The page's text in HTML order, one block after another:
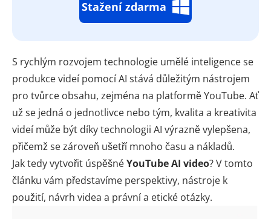
Stažení zdarma
S rychlým rozvojem technologie umělé inteligence se
produkce videí pomocí AI stává důležitým nástrojem
pro tvůrce obsahu, zejména na platformě YouTube. Ať
už se jedná o jednotlivce nebo tým, kvalita a kreativita
videí může být díky technologii AI výrazně vylepšena,
přičemž se zároveň ušetří mnoho času a nákladů.
Jak tedy vytvořit úspěšnéYouTube AI video? V tomto
článku vám představíme perspektivy, nástroje k
použití, návrh videa a právní a etické otázky.